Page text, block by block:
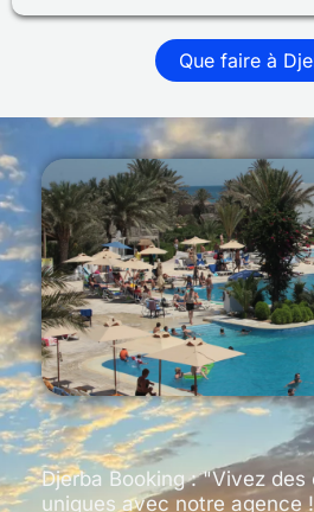
Que faire à
Djerba Booking : "Vivez des
uniques avec notre agence